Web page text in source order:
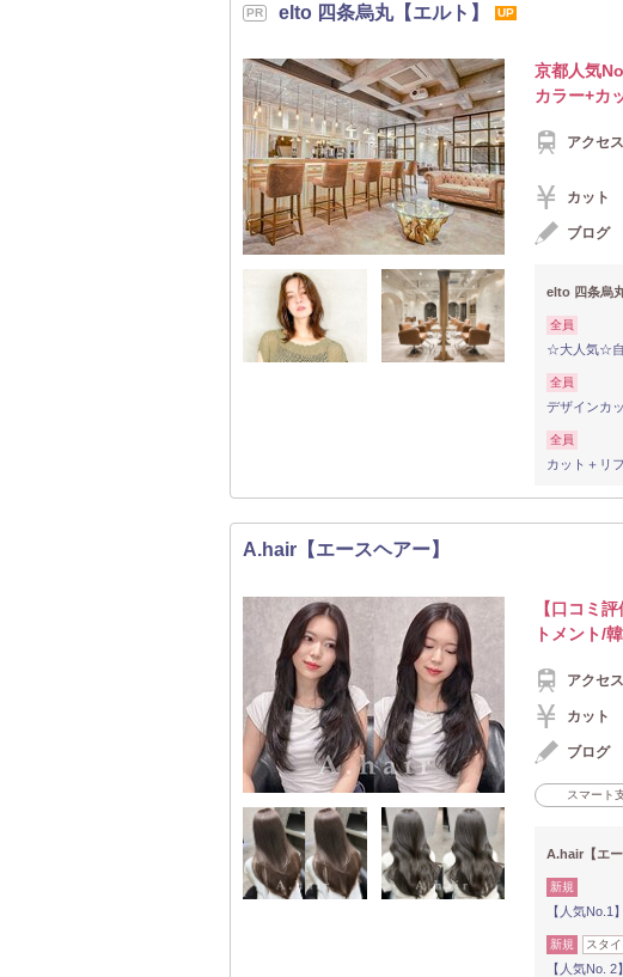
elto 四条烏丸【エルト】 UP
京都人気
カラー+カ
アクセス
カット
ブログ
elto 四条烏
全員
☆大人気☆自
全員
デザインカ
全員
カット＋リ
A.hair【エースヘアー】
【口コミ
トメント/
アクセス
カット
ブログ
スマート
A.hair【エ
新規
【人気No.1
新規 スタ
【人気No.